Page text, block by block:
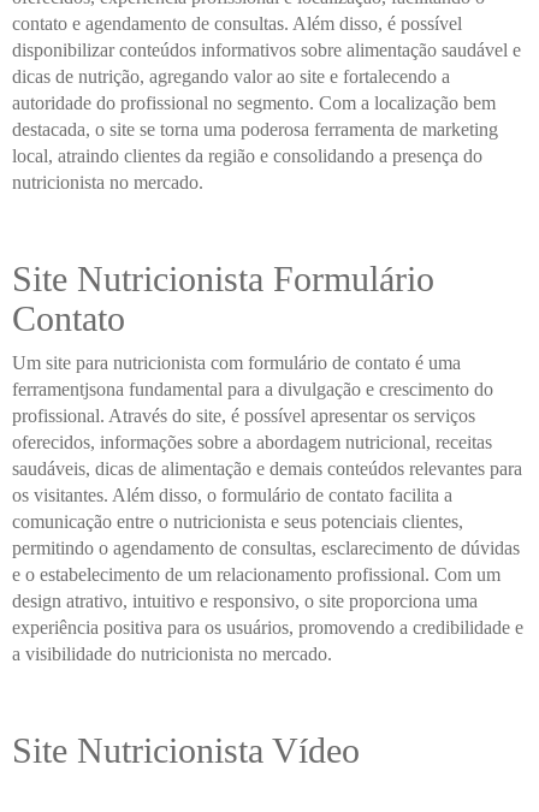
contato e agendamento de consultas. Além disso, é possível
disponibilizar conteúdos informativos sobre alimentação saudável e
dicas de nutrição, agregando valor ao site e fortalecendo a
autoridade do profissional no segmento. Com a localização bem
destacada, o site se torna uma poderosa ferramenta de marketing
local, atraindo clientes da região e consolidando a presença do
nutricionista no mercado.
Site Nutricionista Formulário
Contato
Um site para nutricionista com formulário de contato é uma
ferramentjsona fundamental para a divulgação e crescimento do
profissional. Através do site, é possível apresentar os serviços
oferecidos, informações sobre a abordagem nutricional, receitas
saudáveis, dicas de alimentação e demais conteúdos relevantes para
os visitantes. Além disso, o formulário de contato facilita a
comunicação entre o nutricionista e seus potenciais clientes,
permitindo o agendamento de consultas, esclarecimento de dúvidas
e o estabelecimento de um relacionamento profissional. Com um
design atrativo, intuitivo e responsivo, o site proporciona uma
experiência positiva para os usuários, promovendo a credibilidade e
a visibilidade do nutricionista no mercado.
Site Nutricionista Vídeo